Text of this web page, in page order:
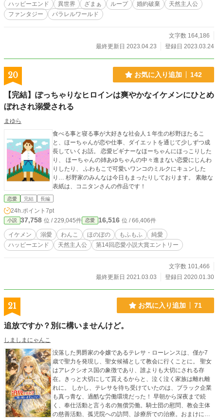
ハッピーエンド 異世界 ざまぁ ループ 婚約破棄
天然主人公
ファンタジー
パラレルワールド
文字数 164,186
最終更新日 2023.04.23
登録日 2023.03.24
20 お気に入り追加 142
【完結】ぽっちゃりなヒロインは爽やかなイケメンにひとめ
ぼれされ溺愛される
まゆら
食べる事と寝る事が大好きな社会人１年生の杉野ほたるこ
と、ほーちゃんが恋や仕事、ダイエットを通じて少しずつ成
長していくお話。 恋愛ビギナーなほーちゃんにほっこりした
り、 ほーちゃんの姉あゆちゃんの中々進まない恋愛にじんわ
りしたり、 ふわもこで可愛いワンコのミルクにキュンした
り… 杉野家のみんなは今日もまったりしております。 素敵な
表紙は、コニタンさんの作品です！
恋愛 完結 長編
24h.ポイント 7pt
小説 37,758 位 / 229,045件 恋愛 16,516 位 / 66,406件
イケメン 溺愛 わんこ ほのぼの もふもふ
純愛
ハッピーエンド
天然主人公 第14回恋愛小説大賞エントリー
文字数 101,466
最終更新日 2021.03.03
登録日 2020.01.30
21 お気に入り追加 71
追放ですか？別に構いませんけど。
しましまにゃんこ
没落した男爵家の令嬢であるテレサ・ローレンスは、僅か7
歳で聖力を発現し、聖女候補として教会に行くことに。 聖女
はアレクシオス国の象徴であり、誰よりも大切にされる存
在。きっと大切にして貰えるからと、泣く泣く家族は離れ離
れに。 しかし、テレサを待ち受けていたのは、ブラック企業
も真っ青な、過酷な労働環境だった！ 早朝から深夜まで続
く、奉仕活動と言う名の無償労働。騎士団の慰問、教会主体
の慈善活動、孤児院への訪問、診療所での治療。おまけに薬